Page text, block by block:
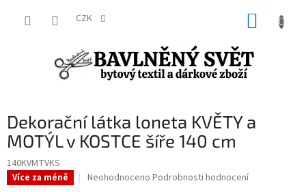
CZK
Dekorační látka loneta KVĚTY a
MOTÝL v KOSTCE šíře 140 cm
140KVMTVKS
Více za méně
Průměrné
Neohodnoceno Podrobnosti hodnocení